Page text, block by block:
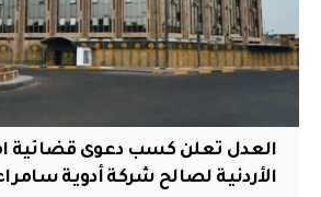
العدل تعلن كسب دعوى قضائية
الأردنية لصالح شركة أدوية